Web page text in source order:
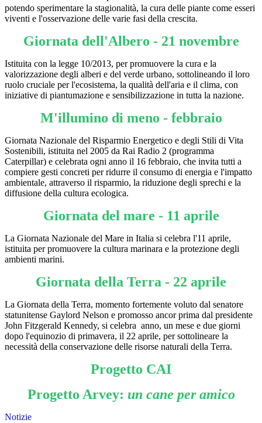
potendo sperimentare la stagionalità, la cura delle piante come esseri
viventi e l'osservazione delle varie fasi della crescita.
Giornata dell'Albero - 21 novembre
Istituita con la legge 10/2013, per promuovere la cura e la
valorizzazione degli alberi e del verde urbano, sottolineando il loro
ruolo cruciale per l'ecosistema, la qualità dell'aria e il clima, con
iniziative di piantumazione e sensibilizzazione in tutta la nazione.
M'illumino di meno - febbraio
Giornata Nazionale del Risparmio Energetico e degli Stili di Vita
Sostenibili, istituita nel 2005 da Rai Radio 2 (programma
Caterpillar) e celebrata ogni anno il 16 febbraio, che invita tutti a
compiere gesti concreti per ridurre il consumo di energia e l'impatto
ambientale, attraverso il risparmio, la riduzione degli sprechi e la
diffusione della cultura ecologica.
Giornata del mare - 11 aprile
La Giornata Nazionale del Mare in Italia si celebra l'11 aprile,
istituita per promuovere la cultura marinara e la protezione degli
ambienti marini.
Giornata della Terra - 22 aprile
La Giornata della Terra, momento fortemente voluto dal senatore
statunitense Gaylord Nelson e promosso ancor prima dal presidente
John Fitzgerald Kennedy, si celebra anno, un mese e due giorni
dopo l'equinozio di primavera, il 22 aprile, per sottolineare la
necessità della conservazione delle risorse naturali della Terra.
Progetto CAI
Progetto Arvey: un cane per amico
Notizie